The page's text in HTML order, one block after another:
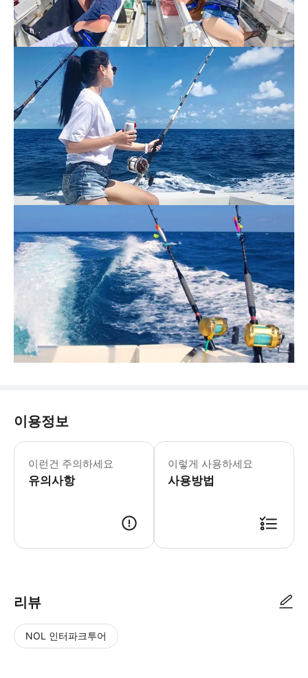
이용정보
이런건 주의하세요
유의사항
1. 만 3세부터 70세까지의 사람만 이
이렇게 사용하세요
사용방법
리뷰
NOL 인터파크투어